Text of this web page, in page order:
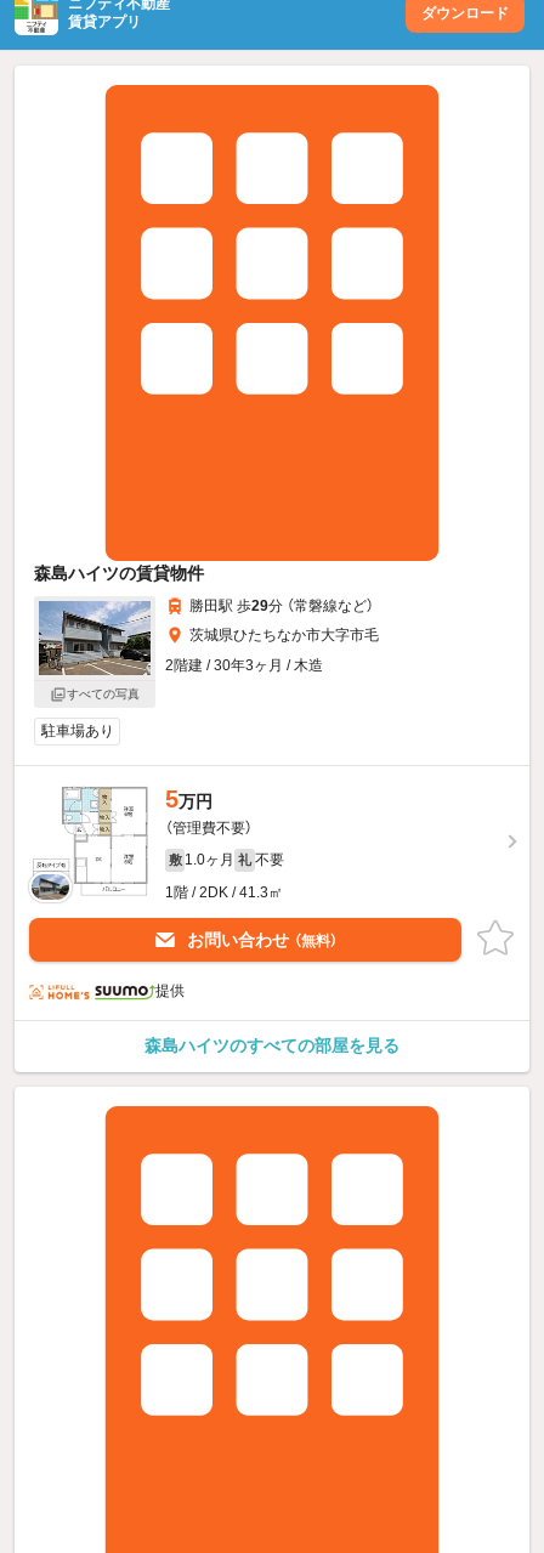
賃貸アプリ
ダウンロード
森島ハイツの賃貸物件
すべての写真
勝田駅 歩29分 （常磐線など）
茨城県ひたちなか市大字市毛
2階建 / 30年3ヶ月 / 木造
駐車場あり
5万円
（管理費不要）
敷 1.0ヶ月 礼 不要
1階 / 2DK / 41.3㎡
お問い合わせ （無料）
提供
森島ハイツのすべての部屋を見る